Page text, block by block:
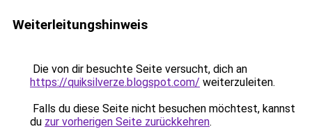
Weiterleitungshinweis
Die von dir besuchte Seite versucht, dich an
https://quiksilverze.blogspot.com/ weiterzuleiten.
Falls du diese Seite nicht besuchen möchtest, kannst
du zur vorherigen Seite zurückkehren.